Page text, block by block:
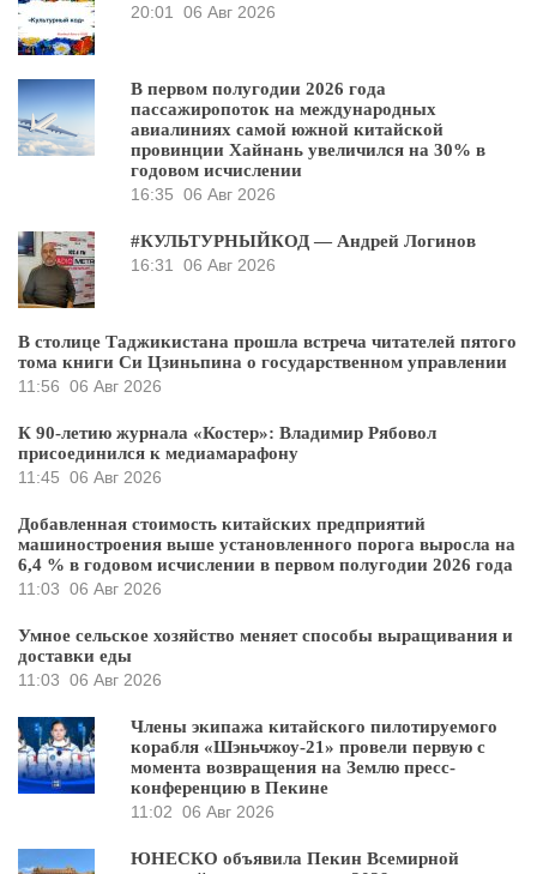
20:01
06 Авг 2026
В первом полугодии 2026 года
пассажиропоток на международных
авиалиниях самой южной китайской
провинции Хайнань увеличился на 30% в
годовом исчислении
16:35 06 Авг 2026
#КУЛЬТУРНЫЙКОД — Андрей Логинов
16:31
06 Авг 2026
В столице Таджикистана прошла встреча читателей пятого
тома книги Си Цзиньпина о государственном управлении
11:56 06 Авг 2026
К 90-летию журнала «Костер»: Владимир Рябовол
присоединился к медиамарафону
11:45 06 Авг 2026
Добавленная стоимость китайских предприятий
машиностроения выше установленного порога выросла на
6,4 % в годовом исчислении в первом полугодии 2026 года
11:03 06 Авг 2026
Умное сельское хозяйство меняет способы выращивания и
доставки еды
11:03 06 Авг 2026
Члены экипажа китайского пилотируемого
корабля «Шэньчжоу-21» провели первую с
момента возвращения на Землю пресс-
конференцию в Пекине
11:02 06 Авг 2026
ЮНЕСКО объявила Пекин Всемирной